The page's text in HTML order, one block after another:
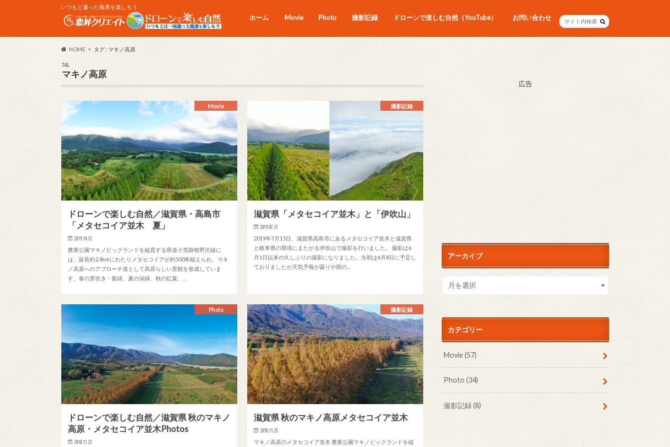
いつもと違った風景を楽しもう
ホーム Movie Photo 撮影記録 ドローンで楽しむ自然（YouTube） お問い合わせ
HOME タグ : マキノ高原
TAG
マキノ高原
Movie
ドローンで楽しむ自然／滋賀県・高島市
「メタセコイア並木 夏」
2019.10.22
農業公園マキノピックランドを縦貫する県道小荒路牧野沢線に
は、延長約2.4kmにわたりメタセコイアが約500本植えられ、マキ
ノ高原へのアプローチ道として高原らしい景観を形成していま
す。春の芽吹き・新緑、夏の深緑、秋の紅葉、…
撮影記録
滋賀県「メタセコイア並木」と「伊吹山」
2019.07.21
2019年7月15日、滋賀県高島市にあるメタセコイア並木と滋賀県
と岐阜県の県境にまたがる伊吹山で撮影を行いました。 撮影は6
月1日以来の久しぶりの撮影になりました。当初は6月8日に予定し
ておりましたが天気予報が曇りや雨の…
Photo
ドローンで楽しむ自然／滋賀県 秋のマキノ
高原・メタセコイア並木Photos
2018.11.25
撮影記録
滋賀県 秋のマキノ高原メタセコイア並木
2018.11.25
マキノ高原のメタセコイア並木 農業公園マキノピックランドを縦
広告
アーカイブ
カテゴリー
Movie(57)
Photo(34)
撮影記録(8)